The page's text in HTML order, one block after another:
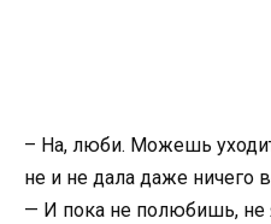
– На, люби. Можешь
не и не дала даже ничего
— И пока не полюбишь, не